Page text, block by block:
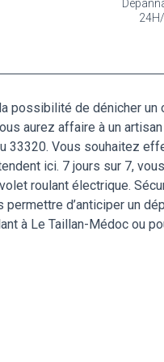
possibilité de dénicher un
aurez affaire à un
33320. Vous souhaitez
ici. 7 jours sur 7,
roulant électrique.
permettre d’anticiper un
à Le Taillan-Médoc ou